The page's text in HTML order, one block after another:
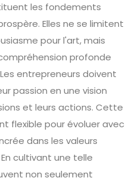
les fondements
Elles ne se limitent
pour l'art, mais
profonde
entrepreneurs doivent
passion en une vision
et leurs actions. Cette
flexible pour évoluer avec
dans les valeurs
cultivant une telle
non seulement